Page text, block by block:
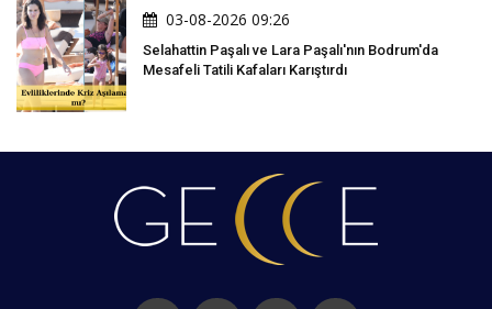
03-08-2026 09:26
Selahattin Paşalı ve Lara Paşalı'nın Bodrum'da
Mesafeli Tatili Kafaları Karıştırdı